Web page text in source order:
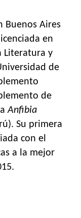
Buenos Aires
en
Literatura y
de
de
Anfibia
Su primera
con el
a la mejor